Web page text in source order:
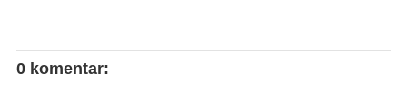
0 komentar: